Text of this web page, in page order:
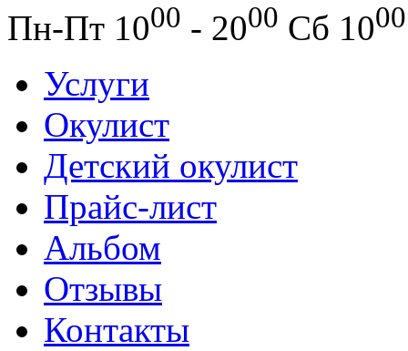
Пн-Пт 1000 - 2000 Сб 1000
Услуги
Окулист
Детский окулист
Прайс-лист
Альбом
Отзывы
Контакты